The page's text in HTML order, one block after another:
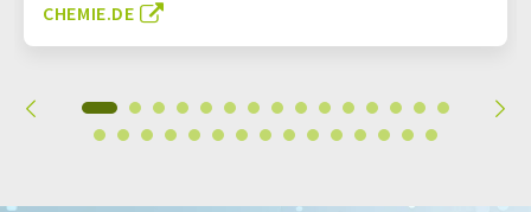
CHEMIE.DE